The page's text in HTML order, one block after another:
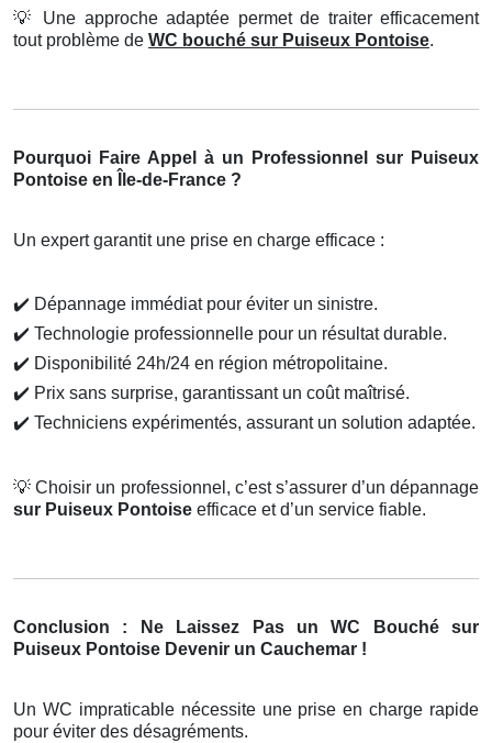
💡
Une approche adaptée permet de traiter efficacement
tout problème de WC bouché sur Puiseux Pontoise.
Pourquoi Faire Appel à un Professionnel sur Puiseux
Pontoise en Île-de-France ?
Un expert garantit une prise en charge efficace :
✔️ Dépannage immédiat pour éviter un sinistre.
✔️ Technologie professionnelle pour un résultat durable.
✔️ Disponibilité 24h/24 en région métropolitaine.
✔️ Prix sans surprise, garantissant un coût maîtrisé.
✔️ Techniciens expérimentés, assurant un solution adaptée.
💡 Choisir un professionnel, c’est s’assurer d’un dépannage
sur Puiseux Pontoise efficace et d’un service fiable.
Conclusion : Ne Laissez Pas un WC Bouché sur
Puiseux Pontoise Devenir un Cauchemar !
Un WC impraticable nécessite une prise en charge rapide
pour éviter des désagréments.